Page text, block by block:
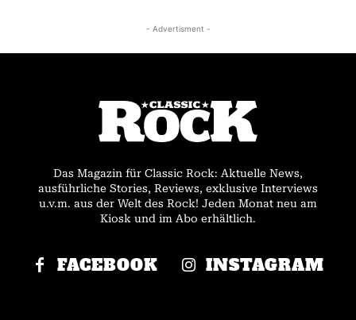
- Advertisment -
Das Magazin für Classic Rock: Aktuelle News,
ausführliche Stories, Reviews, exklusive Interviews
u.v.m. aus der Welt des Rock! Jeden Monat neu am
Kiosk und im Abo erhältlich.
FACEBOOK INSTAGRAM